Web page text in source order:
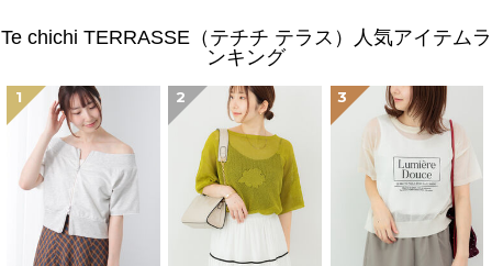
Te chichi TERRASSE（テチチ テラス）人気アイテムラ
ンキング
1 2 3